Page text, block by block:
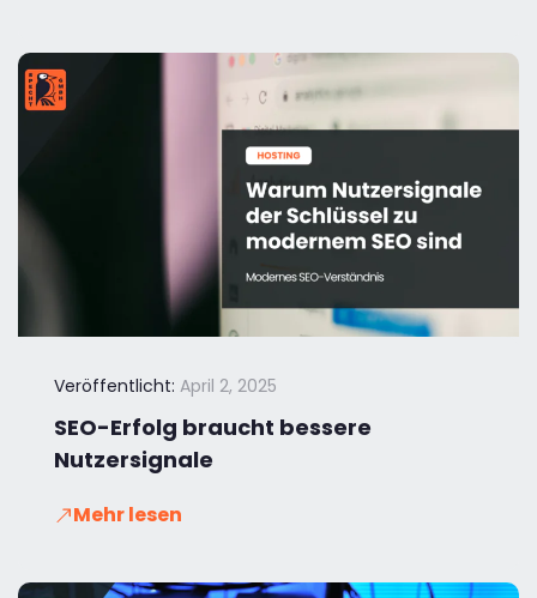
Veröffentlicht: April 2, 2025
SEO-Erfolg braucht bessere
Nutzersignale
Mehr lesen